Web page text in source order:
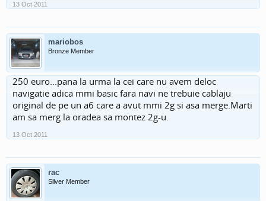
13 Oct 2011
mariobos
Bronze Member
250 euro...pana la urma la cei care nu avem deloc
navigatie adica mmi basic fara navi ne trebuie cablaju
original de pe un a6 care a avut mmi 2g si asa merge.Marti
am sa merg la oradea sa montez 2g-u.
13 Oct 2011
rac
Silver Member